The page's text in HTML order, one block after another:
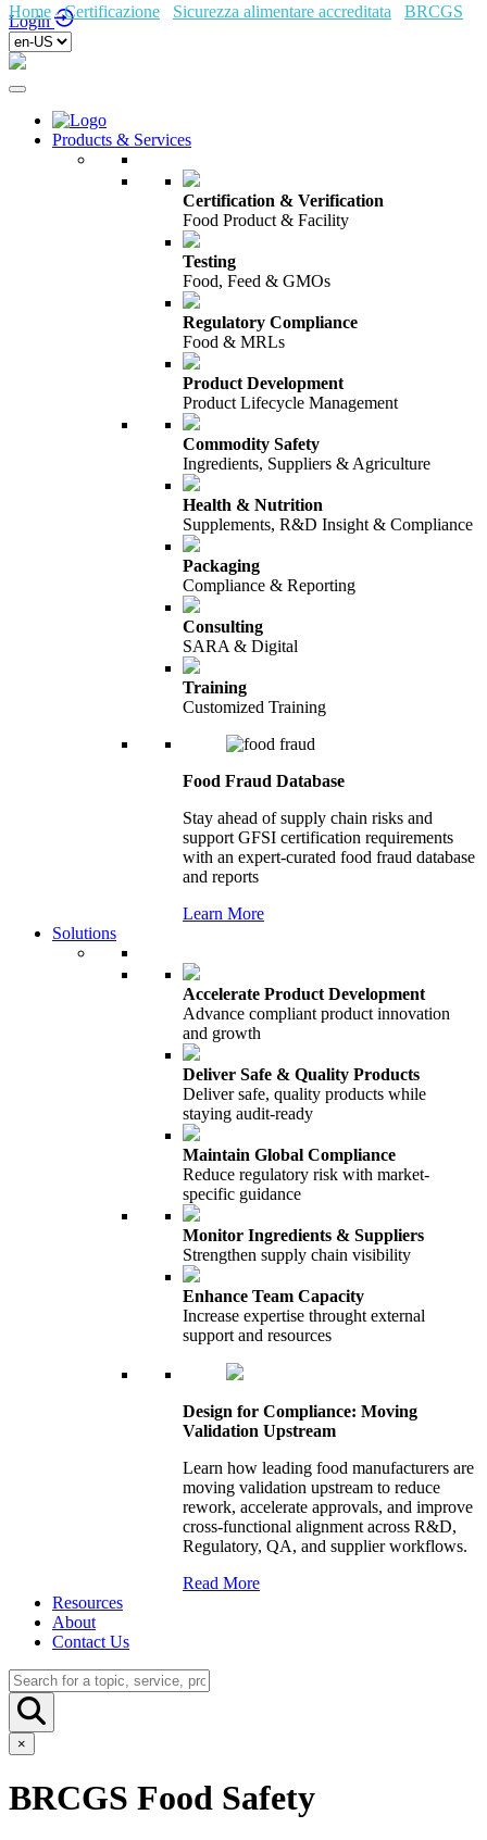
Login
Products & Services
Certification & Verification
Food Product & Facility
Testing
Food, Feed & GMOs
Regulatory Compliance
Food & MRLs
Product Development
Product Lifecycle Management
Commodity Safety
Ingredients, Suppliers & Agriculture
Health & Nutrition
Supplements, R&D Insight & Compliance
Packaging
Compliance & Reporting
Consulting
SARA & Digital
Training
Customized Training
Food Fraud Database
Stay ahead of supply chain risks and
support GFSI certification requirements
with an expert-curated food fraud database
and reports
Learn More
Solutions
Accelerate Product Development
Advance compliant product innovation
and growth
Deliver Safe & Quality Products
Deliver safe, quality products while
staying audit-ready
Maintain Global Compliance
Reduce regulatory risk with market-
specific guidance
Monitor Ingredients & Suppliers
Strengthen supply chain visibility
Enhance Team Capacity
Increase expertise throught external
support and resources
Design for Compliance: Moving
Validation Upstream
Learn how leading food manufacturers are
moving validation upstream to reduce
rework, accelerate approvals, and improve
cross-functional alignment across R&D,
Regulatory, QA, and supplier workflows.
Read More
Resources
About
Contact Us
×
Home /Certificazione Sicurezza alimentare accreditata BRCGS
BRCGS Food Safety